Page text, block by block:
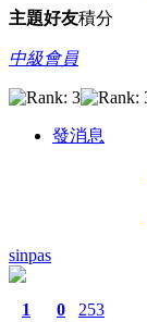
主題好友積分
中級會員
發消息
sinpas
1 0 253